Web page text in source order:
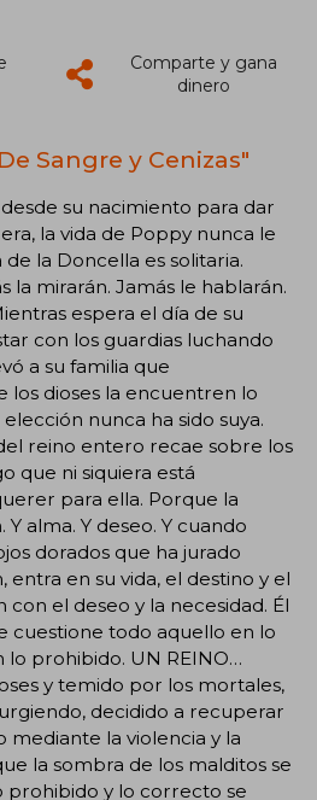
Comparte y gana
dinero
Sangre y Cenizas"
su nacimiento para dar
la vida de Poppy nunca le
la Doncella es solitaria.
la mirarán. Jamás le hablarán.
espera el día de su
con los guardias luchando
a su familia que
los dioses la encuentren lo
nunca ha sido suya.
reino entero recae sobre los
que ni siquiera está
para ella. Porque la
alma. Y deseo. Y cuando
dorados que ha jurado
entra en su vida, el destino y el
el deseo y la necesidad. Él
cuestione todo aquello en lo
lo prohibido. UN REINO…
y temido por los mortales,
decidido a recuperar
mediante la violencia y la
la sombra de los malditos se
prohibido y lo correcto se